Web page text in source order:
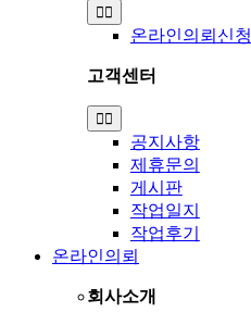
Toggle
Navigation
온라인의뢰신청
고객센터
Toggle
Navigation
공지사항
제휴문의
게시판
작업일지
작업후기
온라인의뢰
회사소개